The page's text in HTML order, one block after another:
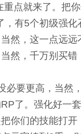
点就来了。把
有5个初级强化
然，这一点远远
然，千万别买错
要更高，当然
了。强化好一
你们的技能打开